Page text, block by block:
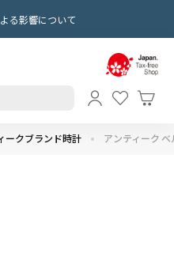
る影響について
ークブランド時計 アンティーク